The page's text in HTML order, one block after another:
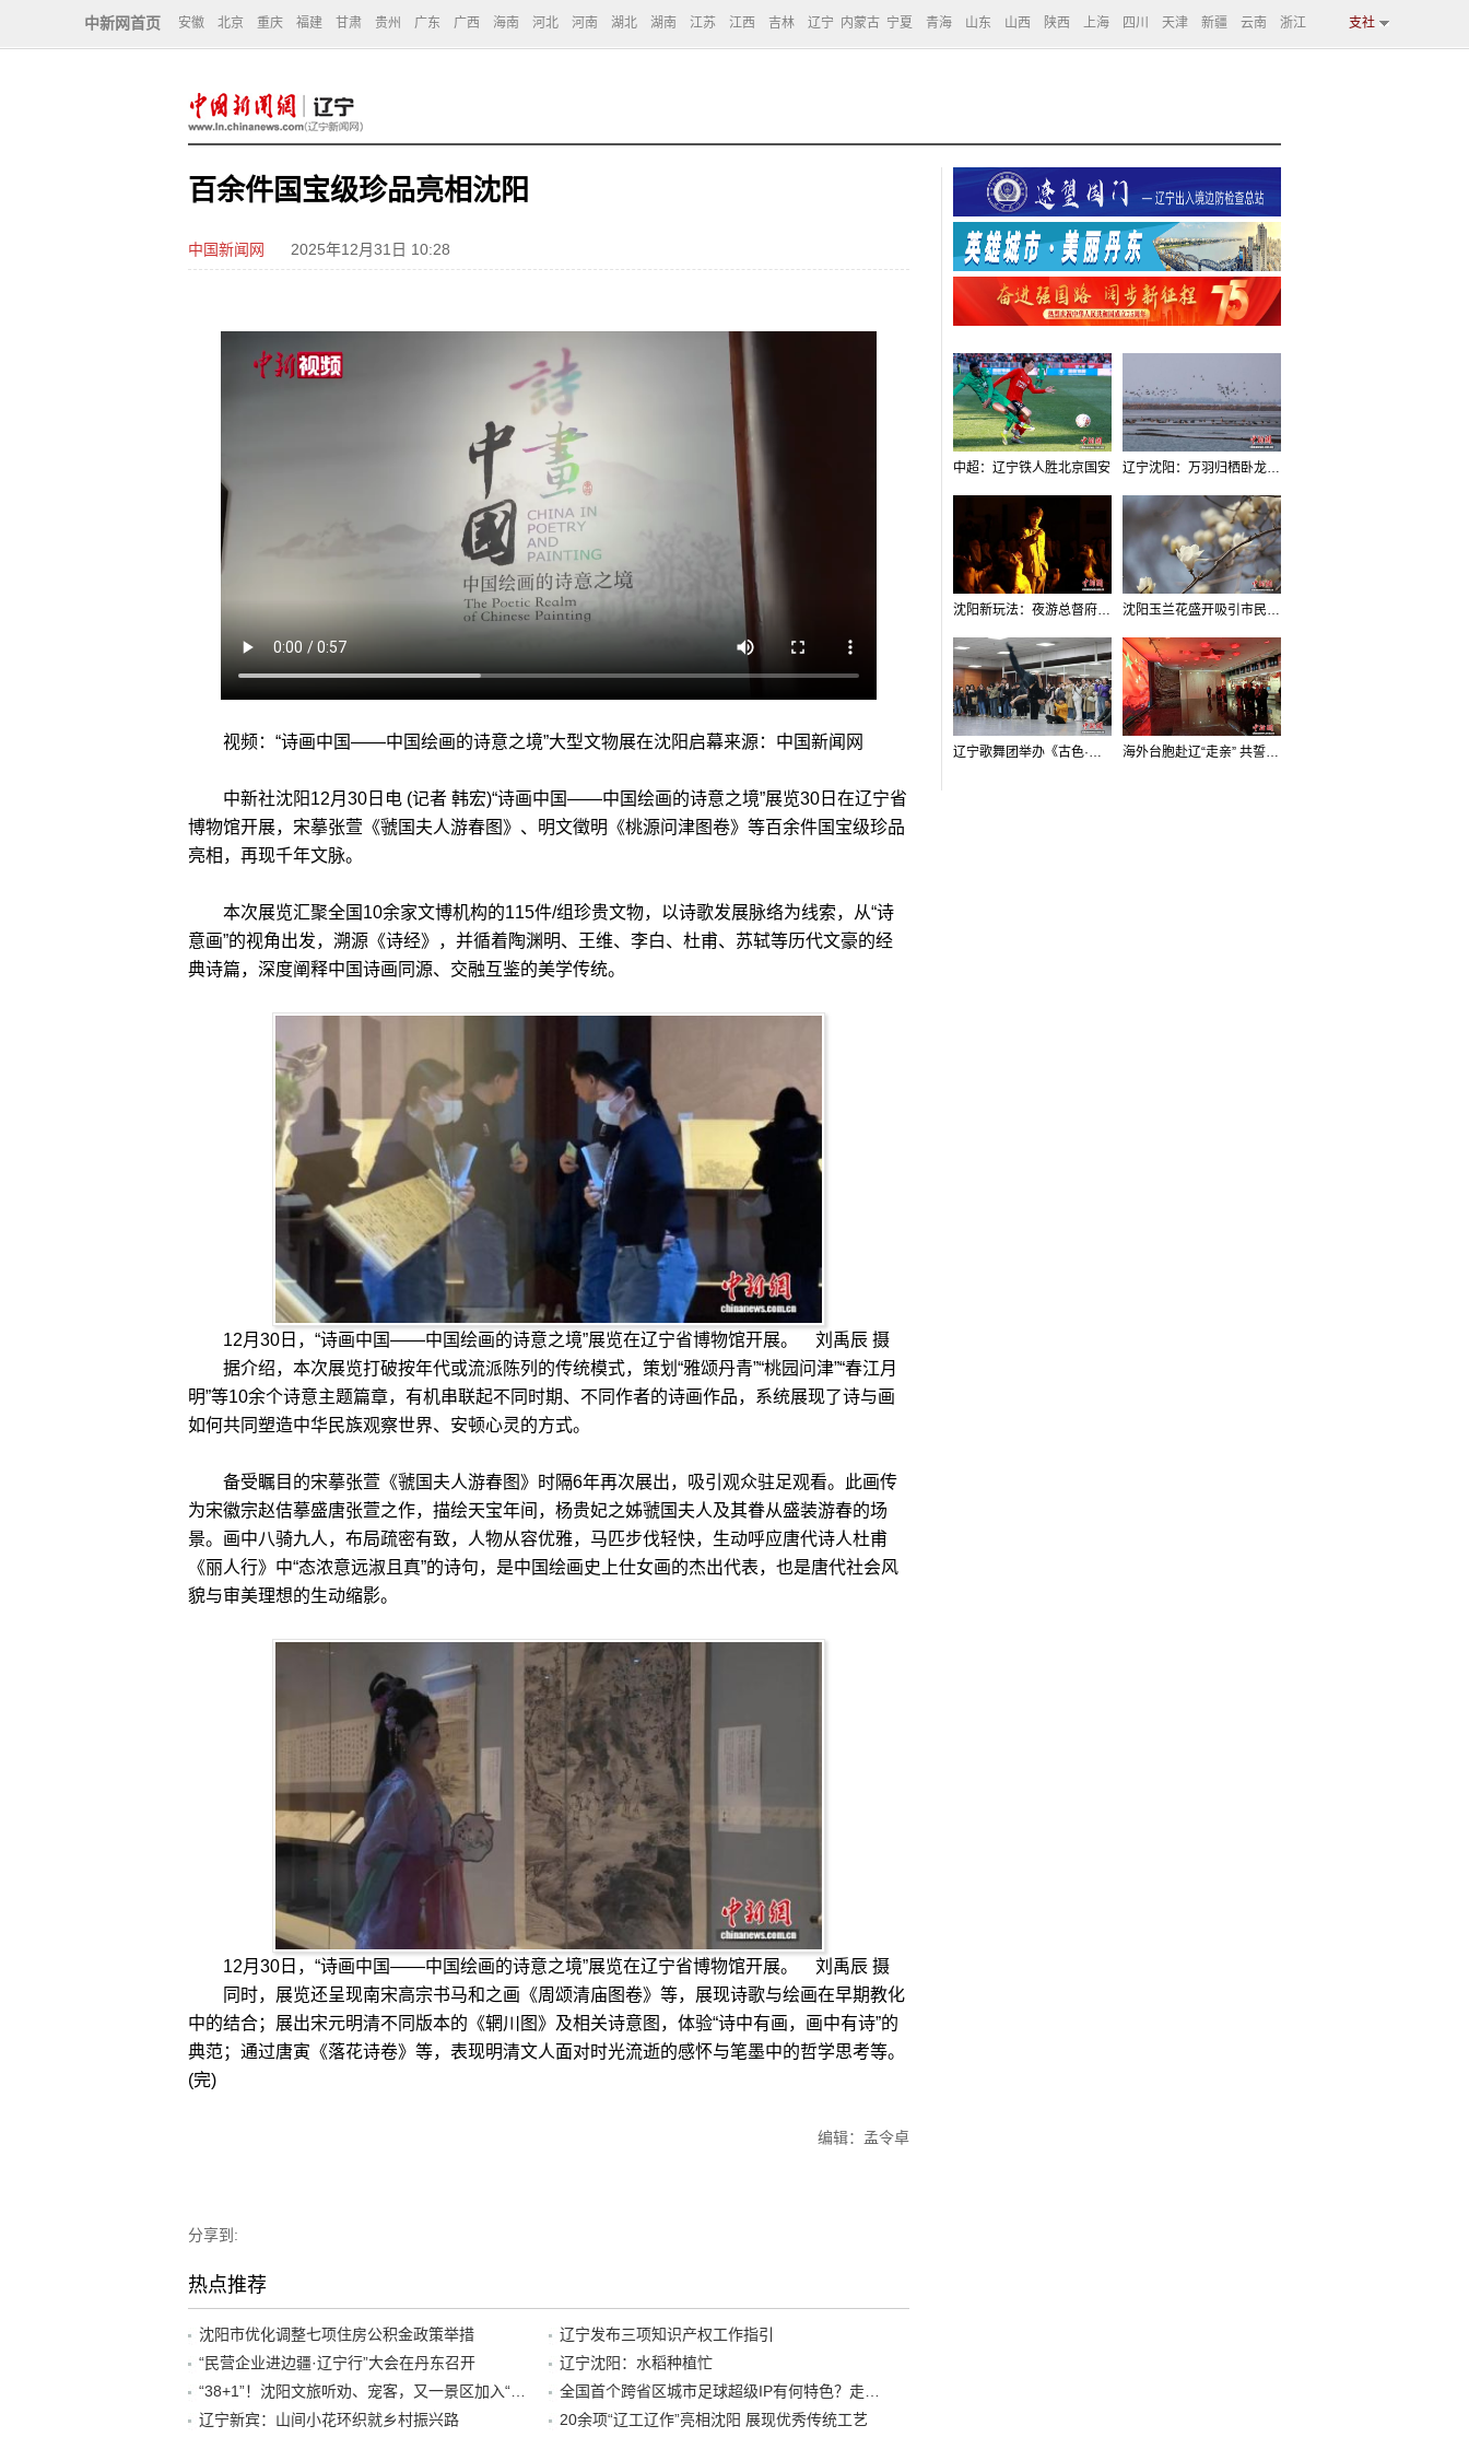
中新网首页 安徽 北京 重庆 福建 甘肃 贵州 广东 广西 海南 河北 河南 湖北 湖南 江苏 江西 吉林 辽宁 内蒙古 宁夏 青海 山东 山西 陕西 上海 四川 天津 新疆 云南 浙江 支社
百余件国宝级珍品亮相沈阳
中国新闻网 2025年12月31日 10:28
视频：“诗画中国——中国绘画的诗意之境”大型文物展在沈阳启幕来源：中国新闻网
中新社沈阳12月30日电 (记者 韩宏)“诗画中国——中国绘画的诗意之境”展览30日在辽宁省
博物馆开展，宋摹张萱《虢国夫人游春图》、明文徵明《桃源问津图卷》等百余件国宝级珍品
亮相，再现千年文脉。
本次展览汇聚全国10余家文博机构的115件/组珍贵文物，以诗歌发展脉络为线索，从“诗
意画”的视角出发，溯源《诗经》，并循着陶渊明、王维、李白、杜甫、苏轼等历代文豪的经
典诗篇，深度阐释中国诗画同源、交融互鉴的美学传统。
12月30日，“诗画中国——中国绘画的诗意之境”展览在辽宁省博物馆开展。 刘禹辰 摄
据介绍，本次展览打破按年代或流派陈列的传统模式，策划“雅颂丹青”“桃园问津”“春江月
明”等10余个诗意主题篇章，有机串联起不同时期、不同作者的诗画作品，系统展现了诗与画
如何共同塑造中华民族观察世界、安顿心灵的方式。
备受瞩目的宋摹张萱《虢国夫人游春图》时隔6年再次展出，吸引观众驻足观看。此画传
为宋徽宗赵佶摹盛唐张萱之作，描绘天宝年间，杨贵妃之姊虢国夫人及其眷从盛装游春的场
景。画中八骑九人，布局疏密有致，人物从容优雅，马匹步伐轻快，生动呼应唐代诗人杜甫
《丽人行》中“态浓意远淑且真”的诗句，是中国绘画史上仕女画的杰出代表，也是唐代社会风
貌与审美理想的生动缩影。
12月30日，“诗画中国——中国绘画的诗意之境”展览在辽宁省博物馆开展。 刘禹辰 摄
同时，展览还呈现南宋高宗书马和之画《周颂清庙图卷》等，展现诗歌与绘画在早期教化
中的结合；展出宋元明清不同版本的《辋川图》及相关诗意图，体验“诗中有画，画中有诗”的
典范；通过唐寅《落花诗卷》等，表现明清文人面对时光流逝的感怀与笔墨中的哲学思考等。
(完)
编辑：孟令卓
分享到:
热点推荐
沈阳市优化调整七项住房公积金政策举措
辽宁发布三项知识产权工作指引
“民营企业进边疆·辽宁行”大会在丹东召开
辽宁沈阳：水稻种植忙
辽宁新宾：山间小花环织就乡村振兴路
20余项“辽工辽作”亮相沈阳 展现优秀传统工艺
中超：辽宁铁人胜北京国安 辽宁沈阳：万羽归栖卧龙湖看群鸟齐飞
沈阳新玩法：夜游总督府，当一回“赴宴者” 沈阳玉兰花盛开吸引市民打卡
辽宁歌舞团举办《古色·国宝辽宁》排练开放日活动 海外台胞赴辽“走亲” 共誓“和平初心”